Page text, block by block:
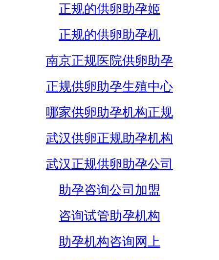
正规的供卵助孕姬
正规的供卵助孕机
南京正规医院供卵助孕
正规供卵助孕生殖中心
哪家供卵助孕机构正规
武汉供卵正规助孕机构
武汉正规供卵助孕公司
助孕咨询公司加盟
咨询试管助孕机构
助孕机构咨询网上